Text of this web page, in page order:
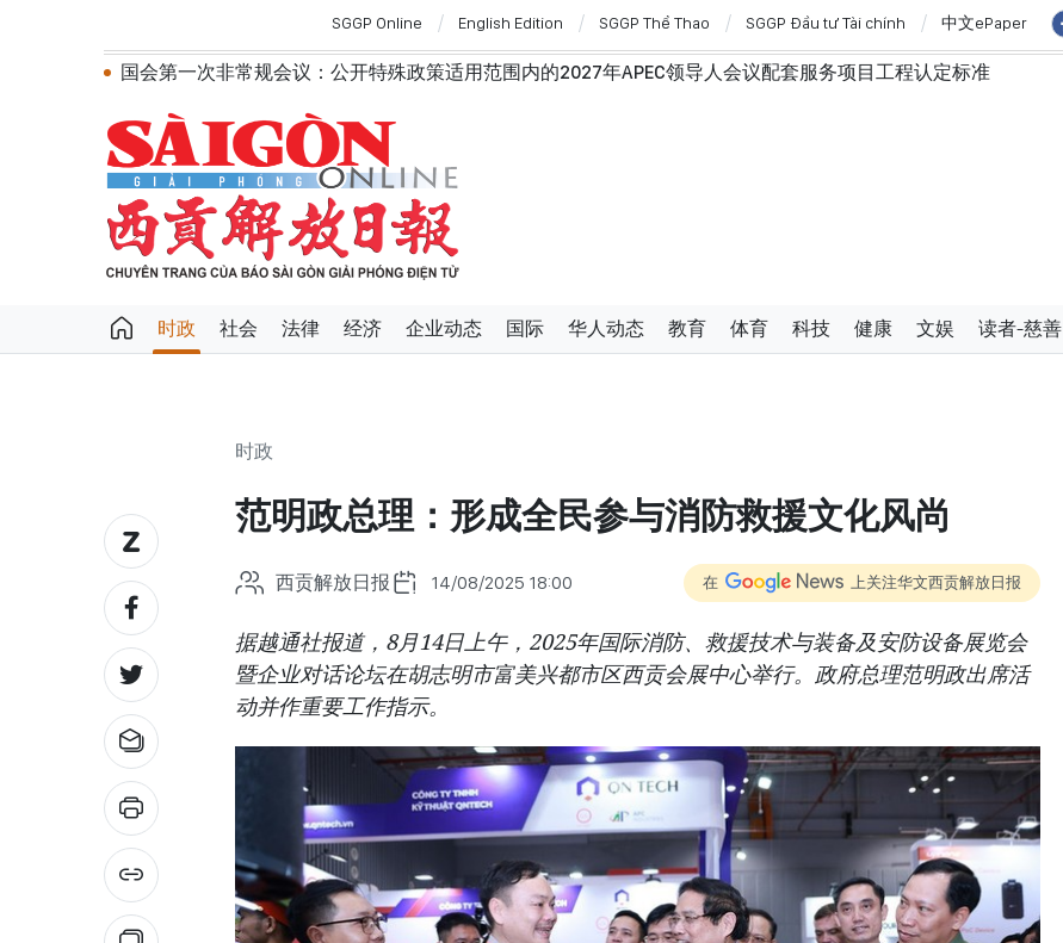
SGGP Online English Edition SGGP Thể Thao SGGP Đầu tư Tài chính 中文ePaper
国会第一次非常规会议：公开特殊政策适用范围内的2027年APEC领导人会议配套服务项目工程认定标准
越南国会主席陈青敏会见美国驻越南大使詹妮弗·威克斯
越南共产党中央总书记、国家主席苏林将对澳大利亚和新西兰进行国事访问
政府总理黎明兴：网络安全必须做到“维护系统”与“保护人员”紧密结合
越南政府总理黎明兴会见马来西亚国防部长
党中央总书记、国家主席苏林：越南与马来西亚关系日益活跃
党中央总书记、国家主席苏林：建设一部科学严谨、简明精炼、便于执行且具有长远生命力的党章
苏林总书记、国家主席会见东盟国家驻河内使节：共同建设团结、自强的东盟共同体
时政
社会 法律 经济 企业动态 国际 华人动态 教育 体育 科技 健康 文娱 读者-慈善
时政
范明政总理：形成全民参与消防救援文化风尚
西贡解放日报 14/08/2025 18:00 在 上关注华文西贡解放日报
据越通社报道，8月14日上午，2025年国际消防、救援技术与装备及安防设备展览会
暨企业对话论坛在胡志明市富美兴都市区西贡会展中心举行。政府总理范明政出席活
动并作重要工作指示。